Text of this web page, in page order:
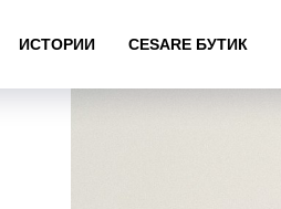
ИСТОРИИ CESARE БУТИК